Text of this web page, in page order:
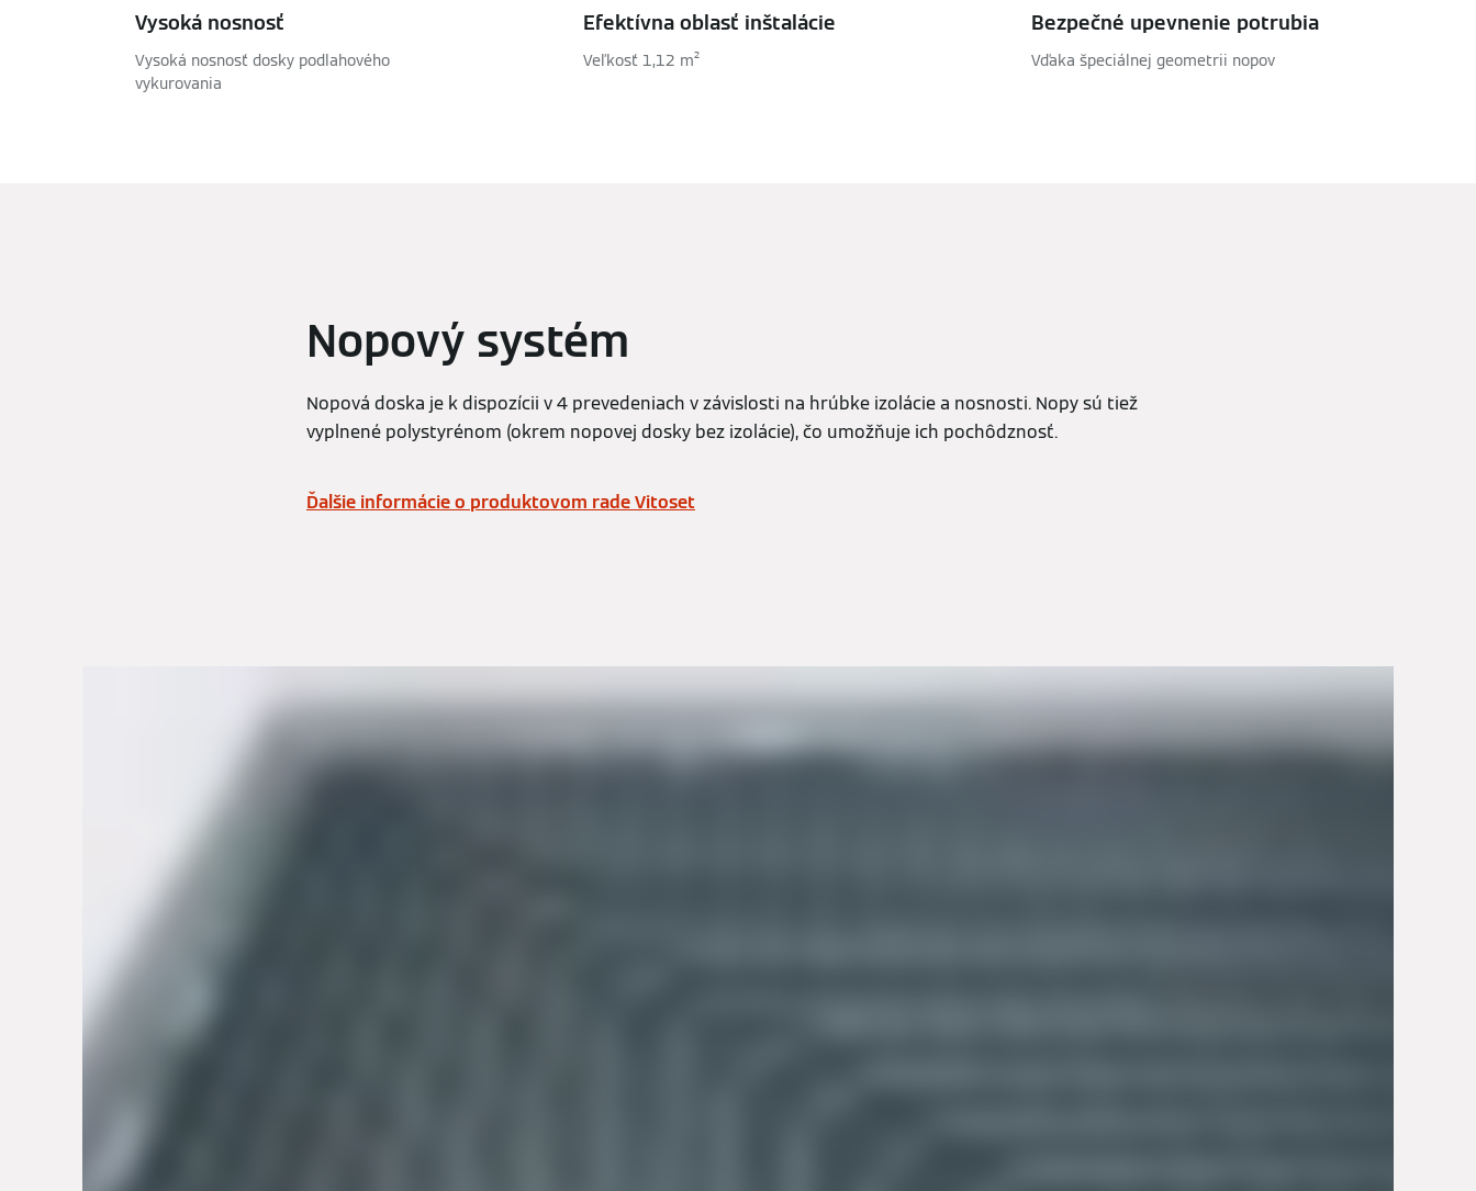
Vysoká nosnosť
Vysoká nosnosť dosky podlahového
vykurovania
Efektívna oblasť inštalácie
Veľkosť 1,12 m²
Bezpečné upevnenie potrubia
Vďaka špeciálnej geometrii nopov
Nopový systém
Nopová doska je k dispozícii v 4 prevedeniach v závislosti na hrúbke izolácie a nosnosti. Nopy sú tiež
vyplnené polystyrénom (okrem nopovej dosky bez izolácie), čo umožňuje ich pochôdznosť.
Ďalšie informácie o produktovom rade Vitoset